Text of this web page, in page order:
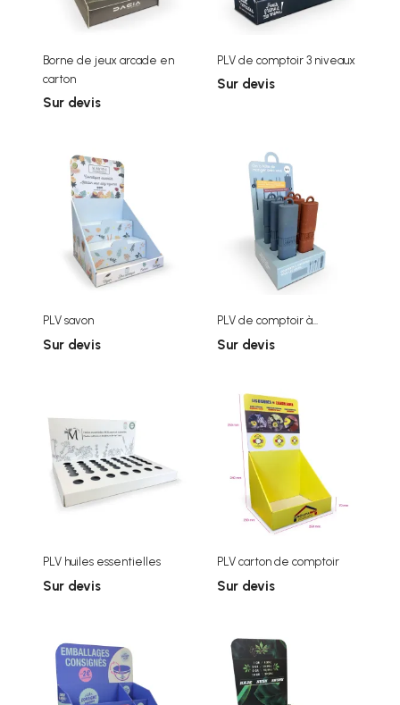
Borne de jeux arcade en
carton
Sur devis
PLV de comptoir 3 niveaux
Sur devis
PLV savon
Sur devis
PLV de comptoir à...
Sur devis
PLV huiles essentielles
Sur devis
PLV carton de comptoir
Sur devis